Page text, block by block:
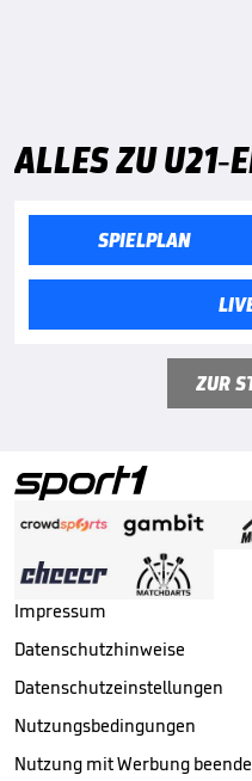
ALLES ZU U21-
SPIELPLAN
ZUR
Impressum
Datenschutzhinweise
Datenschutzeinstellungen
Nutzungsbedingungen
Nutzung mit Werbung